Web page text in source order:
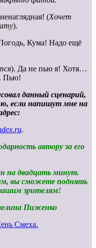
(Хочет
).
Кума! Надо ещё
). Да не пью я! Хотя…
Пью!
данный сценарий,
если напишут мне на
.ru.
автору за его
на двадцать минут.
вы сможете поднять
зрителям!
Пиженко
Смеха.